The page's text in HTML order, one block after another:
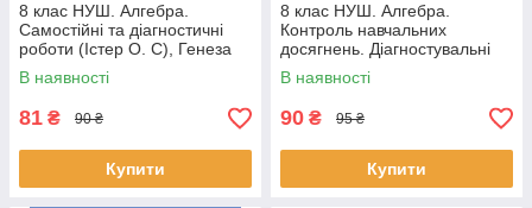
8 клас НУШ. Алгебра.
Самостійні та діагностичні
роботи (Істер О. С), Генеза
В наявності
81 ₴ 90 ₴
Купити
8 клас НУШ. Алгебра.
Контроль навчальних
досягнень. Діагностувальні
роботи за програмою А. Г.
Мерзляка (Кравчук В.,
В наявності
90 ₴ 95 ₴
Купити